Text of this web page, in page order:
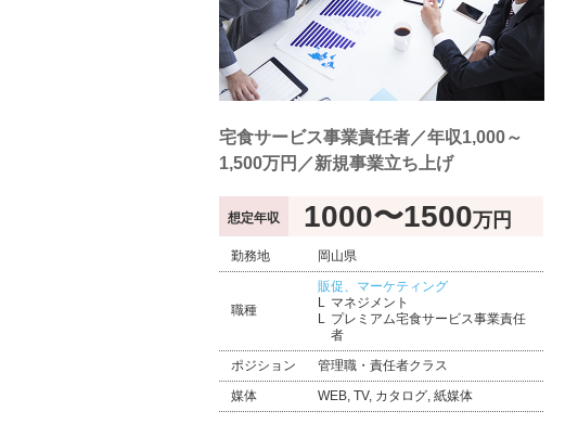
宅食サービス事業責任者／年収1,000～
1,500万円／新規事業立ち上げ
想定年収 1000〜1500万円
勤務地 岡山県
職種
販促、マーケティング
マネジメント
プレミアム宅食サービス事業責任
者
ポジション
管理職・責任者クラス
媒体
WEB, TV, カタログ, 紙媒体